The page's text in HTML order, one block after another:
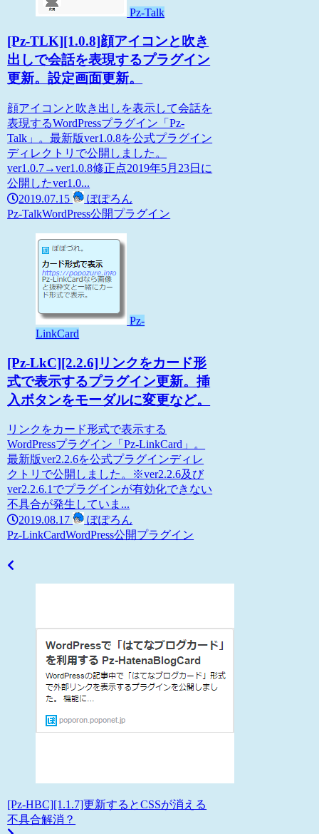
Pz-Talk
[Pz-TLK][1.0.8]顔アイコンと吹き
出しで会話を表現するプラグイン
更新。設定画面更新。
顔アイコンと吹き出しを表示して会話を
表現するWordPressプラグイン「Pz-
Talk」。最新版ver1.0.8を公式プラグイン
ディレクトリで公開しました。
ver1.0.7→ver1.0.8修正点2019年5月23日に
公開したver1.0...
2019.07.15
ぽぽろん
Pz-TalkWordPress公開プラグイン
Pz-
LinkCard
[Pz-LkC][2.2.6]リンクをカード形
式で表示するプラグイン更新。挿
入ボタンをモーダルに変更など。
リンクをカード形式で表示する
WordPressプラグイン「Pz-LinkCard」。
最新版ver2.2.6を公式プラグインディレ
クトリで公開しました。※ver2.2.6及び
ver2.2.6.1でプラグインが有効化できない
不具合が発生していま...
2019.08.17
ぽぽろん
Pz-LinkCardWordPress公開プラグイン
[Pz-HBC][1.1.7]更新するとCSSが消える
不具合解消？